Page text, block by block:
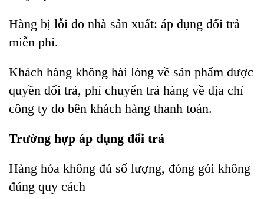
Hàng bị lỗi do nhà sản xuất: áp dụng đổi trả
miễn phí.
Khách hàng không hài lòng về sản phẩm được
quyền đổi trả, phí chuyển trả hàng về địa chỉ
công ty do bên khách hàng thanh toán.
Trường hợp áp dụng đổi trả
Hàng hóa không đủ số lượng, đóng gói không
đúng quy cách